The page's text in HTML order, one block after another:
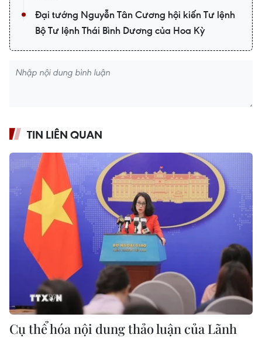
Đại tướng Nguyễn Tân Cương hội kiến Tư lệnh
Bộ Tư lệnh Thái Bình Dương của Hoa Kỳ
TIN LIÊN QUAN
Cụ thể hóa nội dung thảo luận của Lãnh